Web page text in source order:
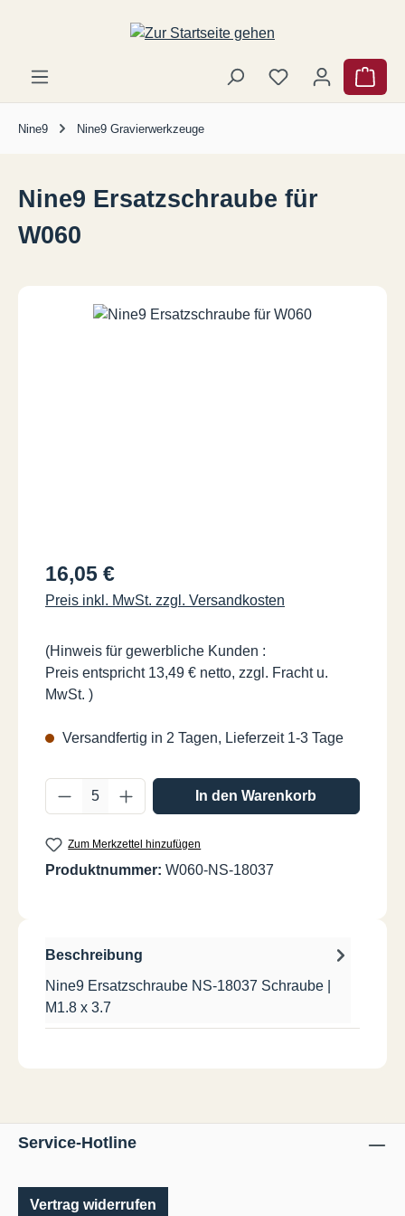
Zum Hauptinhalt springen
Nine9 Nine9 Gravierwerkzeuge
Nine9 Ersatzschraube für
W060
Regulärer Preis:
16,05 €
Preis inkl. MwSt. zzgl. Versandkosten
(Hinweis für gewerbliche Kunden :
Preis entspricht 13,49 € netto, zzgl. Fracht u.
MwSt. )
Versandfertig in 2 Tagen, Lieferzeit 1-3 Tage
Produkt Anzahl: Gib den gewünschten
In den Warenkorb
Zum Merkzettel hinzufügen
Produktnummer: W060-NS-18037
Beschreibung
Nine9 Ersatzschraube NS-18037 Schraube |
M1.8 x 3.7
Service-Hotline
Vertrag widerrufen